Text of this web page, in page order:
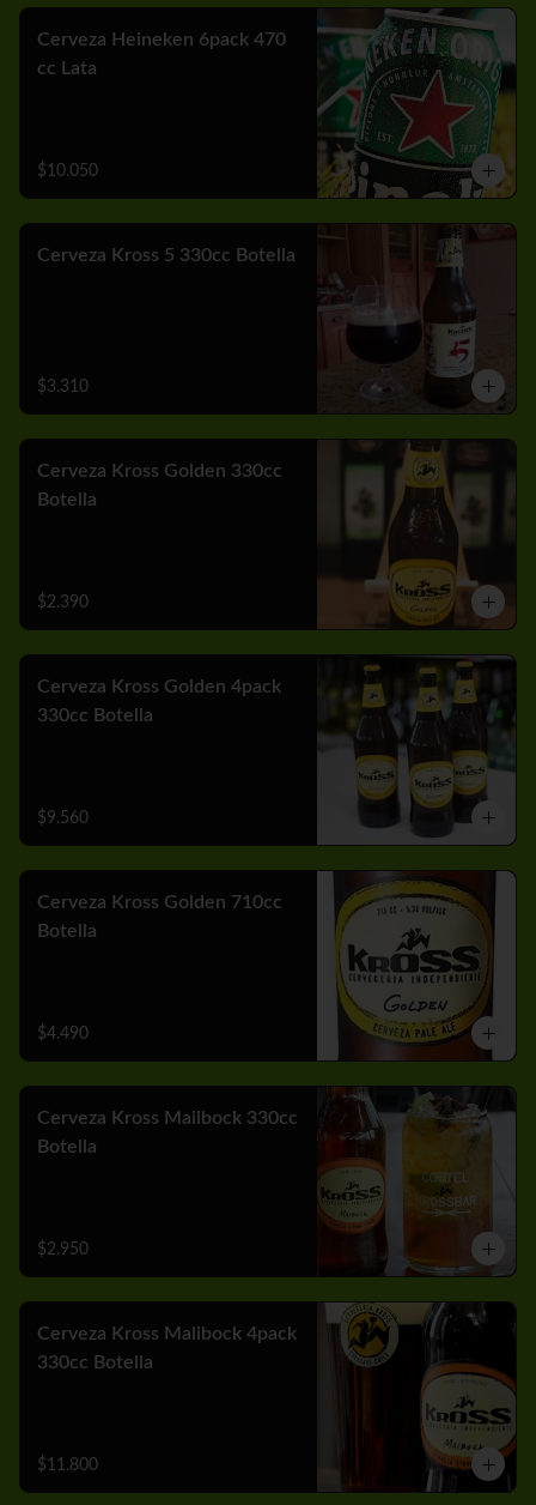
Cerveza Heineken 6pack 470
cc Lata
$10.050
Cerveza Kross 5 330cc Botella
$3.310
Cerveza Kross Golden 330cc
Botella
$2.390
Cerveza Kross Golden 4pack
330cc Botella
$9.560
Cerveza Kross Golden 710cc
Botella
$4.490
Cerveza Kross Mailbock 330cc
Botella
$2.950
Cerveza Kross Malibock 4pack
330cc Botella
$11.800